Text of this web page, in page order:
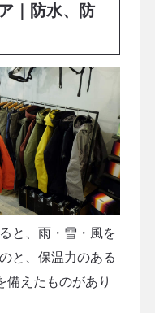
｜防水、防
と、雨・雪・風を
と、保温力のある
備えたものがあり